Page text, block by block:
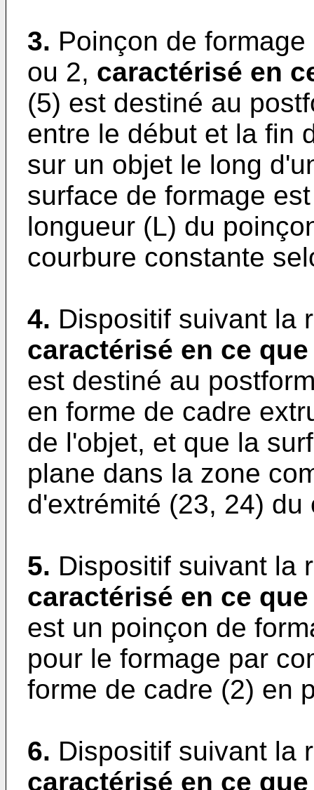
3. Poinçon de
ou 2, caractérisé en
(5) est destiné au
entre le début et la fin
sur un objet le long
surface de formage
longueur (L) du
courbure constante
4. Dispositif suivant la
caractérisé en ce que
est destiné au
en forme de cadre
de l'objet, et que la
plane dans la zone
d'extrémité (23, 24)
5. Dispositif suivant la
caractérisé en ce que
est un poinçon de
pour le formage par
forme de cadre (2) en
6. Dispositif suivant la
caractérisé en ce que